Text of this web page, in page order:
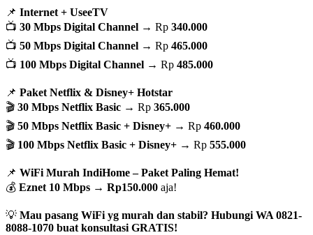
📌 Internet + UseeTV
📺 30 Mbps Digital Channel → Rp 340.000
📺 50 Mbps Digital Channel → Rp 465.000
📺 100 Mbps Digital Channel → Rp 485.000
📌 Paket Netflix & Disney+ Hotstar
🎬 30 Mbps Netflix Basic → Rp 365.000
🎬 50 Mbps Netflix Basic + Disney+ → Rp 460.000
🎬 100 Mbps Netflix Basic + Disney+ → Rp 555.000
📌 WiFi Murah IndiHome – Paket Paling Hemat!
💰 Eznet 10 Mbps → Rp150.000 aja!
💡 Mau pasang WiFi yg murah dan stabil? Hubungi WA 0821-
8088-1070 buat konsultasi GRATIS!